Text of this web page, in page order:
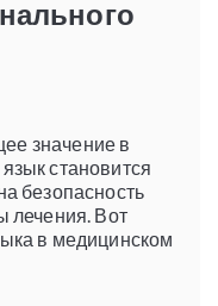
значение в
становится
безопасность
лечения. Вот
в медицинском